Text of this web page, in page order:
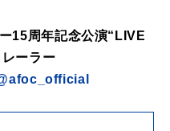
周年記念公演“LIVE
ーラー